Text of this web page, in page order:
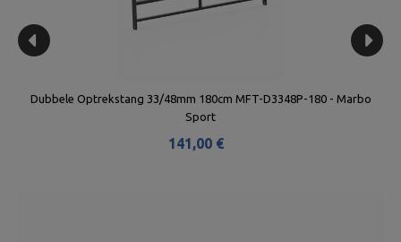
Dubbele Optrekstang 33/48mm 180cm MFT-D3348P-180 - Marbo
Sport
141,00 €